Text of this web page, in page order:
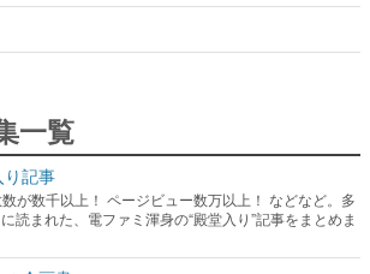
一覧
り記事
が数千以上！ ページビュー数万以上！ などなど。多
読まれた、電ファミ渾身の“殿堂入り”記事をまとめま